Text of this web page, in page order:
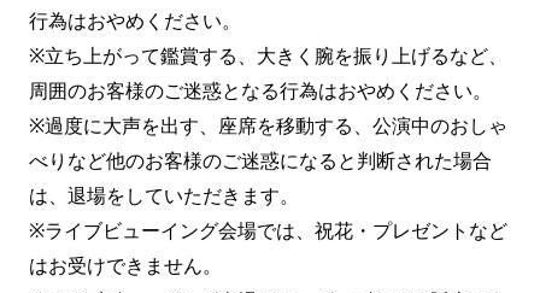
行為はおやめください。
※立ち上がって鑑賞する、大きく腕を振り上げるなど、
周囲のお客様のご迷惑となる行為はおやめください。
※過度に大声を出す、座席を移動する、公演中のおしゃ
べりなど他のお客様のご迷惑になると判断された場合
は、退場をしていただきます。
※ライブビューイング会場では、祝花・プレゼントなど
はお受けできません。